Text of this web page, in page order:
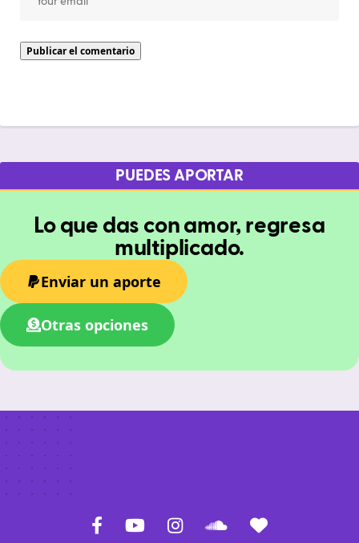
PUEDES APORTAR
Lo que das con amor, regresa
multiplicado.
Enviar un aporte
Otras opciones